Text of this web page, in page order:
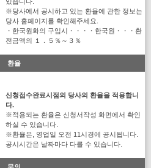
※당사에서 공시하고 있는 환율에 관한 정보는
당사 홈페이지를 확인해주세요.
・한국원화의 구입시・・・・한국원・・・환
전금액의 １．５％～３％
환율
신청접수완료시점의 당사의 환율을 적용합니
다.
※적용되는 환율은 신청서작성 화면에서 확인
하실 수 있습니다.
※환율은, 영업일 오전 11시경에 공시됩니다.
공시시간은 날짜마다 다를 수 있습니다.
문의